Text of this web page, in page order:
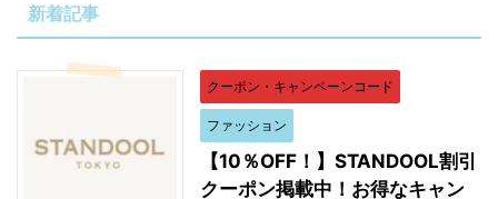
新着記事
クーポン・キャンペーンコード
ファッション
【10％OFF！】STANDOOL割引
クーポン掲載中！お得なキャン